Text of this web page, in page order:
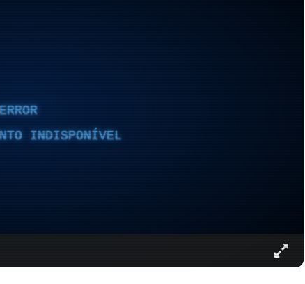
INDISPONÍVEL